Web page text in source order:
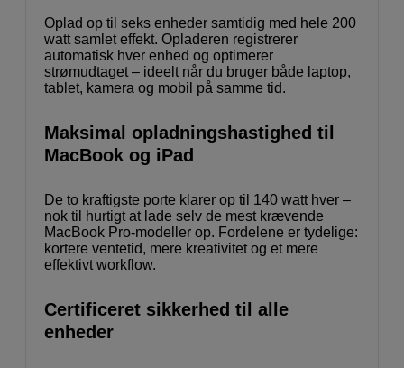
Oplad op til seks enheder samtidig med hele 200
watt samlet effekt. Opladeren registrerer
automatisk hver enhed og optimerer
strømudtaget – ideelt når du bruger både laptop,
tablet, kamera og mobil på samme tid.
Maksimal opladningshastighed til
MacBook og iPad
De to kraftigste porte klarer op til 140 watt hver –
nok til hurtigt at lade selv de mest krævende
MacBook Pro-modeller op. Fordelene er tydelige:
kortere ventetid, mere kreativitet og et mere
effektivt workflow.
Certificeret sikkerhed til alle
enheder